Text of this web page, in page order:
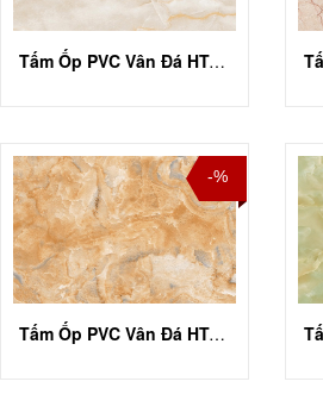
Tấm Ốp PVC Vân Đá HT-A010
-%
Tấm Ốp PVC Vân Đá HT-A015